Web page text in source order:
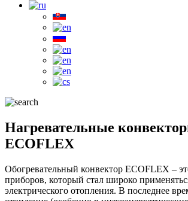
Нагревательные
ECOFLEX
Обогревательный конвектор ECOFLEX –
приборов, который стал широко
электрического отопления. В последнее